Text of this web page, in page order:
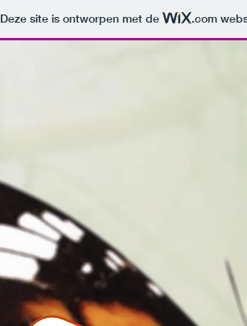
Deze site is ontworpen met de .com